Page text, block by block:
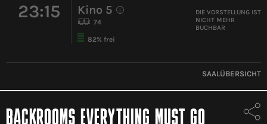
23:15 Kino 5 i
74
82% frei
DIE VORSTELLUNG IST
NICHT MEHR
BUCHBAR
SAALÜBERSICHT